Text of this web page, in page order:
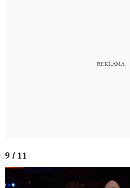
9 / 11